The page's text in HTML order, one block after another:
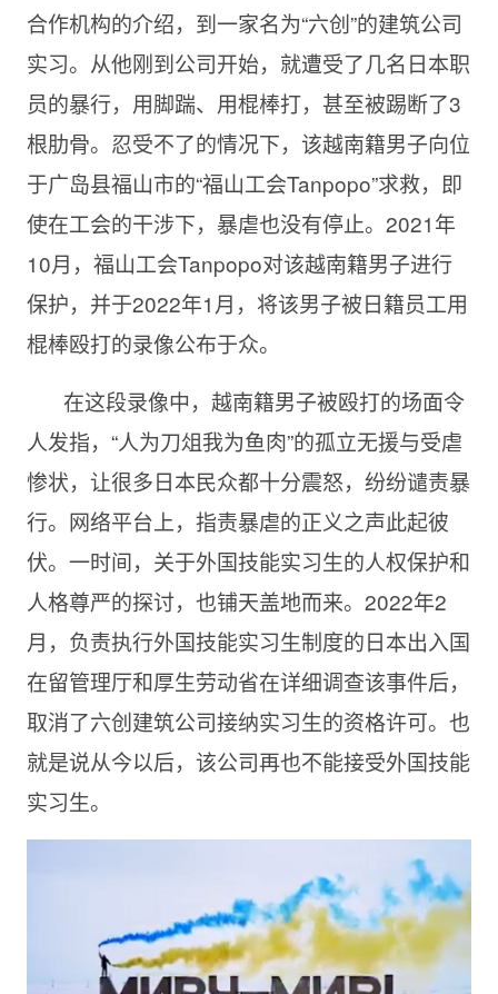
合作机构的介绍，到一家名为“六创”的建筑公司
实习。从他刚到公司开始，就遭受了几名日本职
员的暴行，用脚踹、用棍棒打，甚至被踢断了3
根肋骨。忍受不了的情况下，该越南籍男子向位
于广岛县福山市的“福山工会Tanpopo”求救，即
使在工会的干涉下，暴虐也没有停止。2021年
10月，福山工会Tanpopo对该越南籍男子进行
保护，并于2022年1月，将该男子被日籍员工用
棍棒殴打的录像公布于众。
在这段录像中，越南籍男子被殴打的场面令
人发指，“人为刀俎我为鱼肉”的孤立无援与受虐
惨状，让很多日本民众都十分震怒，纷纷谴责暴
行。网络平台上，指责暴虐的正义之声此起彼
伏。一时间，关于外国技能实习生的人权保护和
人格尊严的探讨，也铺天盖地而来。2022年2
月，负责执行外国技能实习生制度的日本出入国
在留管理厅和厚生劳动省在详细调查该事件后，
取消了六创建筑公司接纳实习生的资格许可。也
就是说从今以后，该公司再也不能接受外国技能
实习生。